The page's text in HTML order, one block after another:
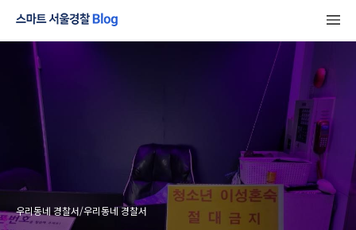
우리동네 경찰서/우리동네 경찰서